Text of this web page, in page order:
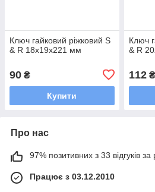
Ключ гайковий ріжковий S
& R 18х19х221 мм
90 ₴
Купити
Ключ
& R
112₴
Про нас
97% позитивних з 33 відгуків за
Працює з 03.12.2010